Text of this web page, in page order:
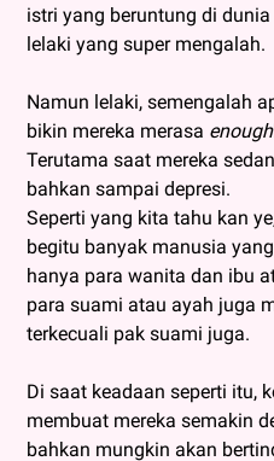
istri yang beruntung di
lelaki yang super mengalah.
Namun lelaki, semengalah
bikin mereka merasa enough
Terutama saat mereka
bahkan sampai depresi.
Seperti yang kita tahu kan
begitu banyak manusia
hanya para wanita dan ibu
para suami atau ayah juga
terkecuali pak suami juga.
Di saat keadaan seperti itu,
membuat mereka semakin
bahkan mungkin akan